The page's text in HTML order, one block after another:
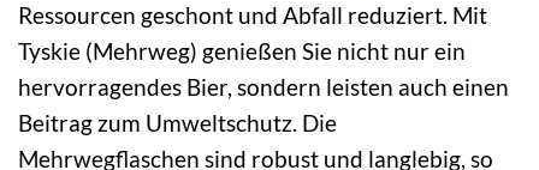
Ressourcen geschont und Abfall reduziert. Mit
Tyskie (Mehrweg) genießen Sie nicht nur ein
hervorragendes Bier, sondern leisten auch einen
Beitrag zum Umweltschutz. Die
Mehrwegflaschen sind robust und langlebig, so